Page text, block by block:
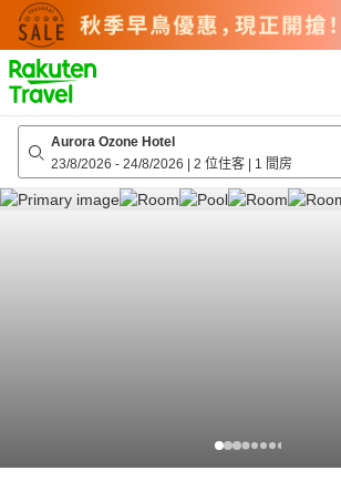
to
top
page
Aurora Ozone Hotel
23/8/2026 - 24/8/2026 | 2 位住客 | 1 間房